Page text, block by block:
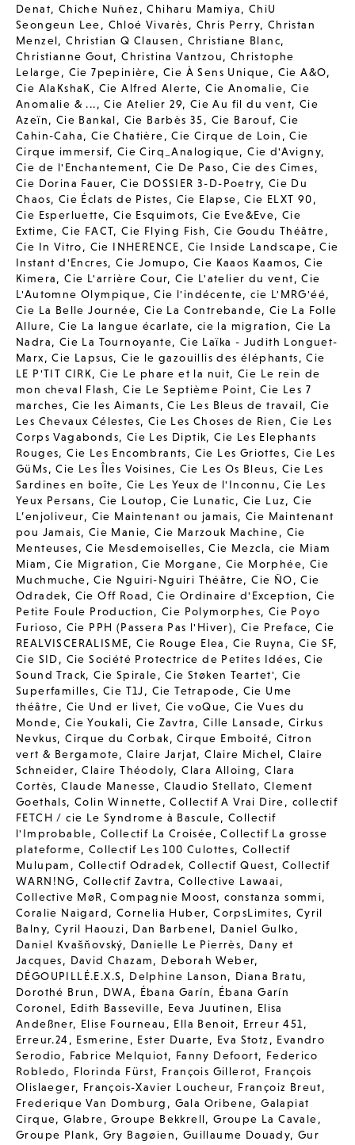
Denat, Chiche Nuñez ,Chiharu Mamiya, ChiU
Seongeun Lee, Chloé Vivarès, Chris Perry, Christan
Menzel,Christian Q Clausen , Christiane Blanc,
Christianne Gout,Christina Vantzou, Christophe
Lelarge, Cie 7pepinière,Cie À Sens Unique, Cie A&O,
Cie AlaKshaK, Cie Alfred Alerte,Cie Anomalie, Cie
Anomalie & ...,Cie Atelier 29, Cie Au fil du vent, Cie
Azeïn, Cie Bankal, Cie Barbès 35, Cie Barouf,Cie
Cahin-Caha, Cie Chatière,Cie Cirque de Loin ,Cie
Cirque immersif, Cie Cirq_Analogique,Cie d'Avigny,
Cie de l'Enchantement,Cie De Paso,Cie des Cimes,
Cie Dorina Fauer,Cie DOSSIER 3-D-Poetry, Cie Du
Chaos, Cie Éclats de Pistes, Cie Elapse,Cie ELXT 90,
Cie Esperluette, Cie Esquimots, Cie Eve&Eve,Cie
Extime,Cie FACT,Cie Flying Fish,Cie Goudu Théâtre,
Cie In Vitro, Cie INHERENCE, Cie Inside Landscape,Cie
Instant d'Encres,Cie Jomupo,Cie Kaaos Kaamos,Cie
Kimera,Cie L'arrière Cour,Cie L'atelier du vent,Cie
L'Automne Olympique,Cie l'indécente,cie L'MRG'éé,
Cie La Belle Journée, Cie La Contrebande, Cie La Folle
Allure,Cie La langue écarlate, cie la migration,Cie La
Nadra, Cie La Tournoyante, Cie Laïka - Judith Longuet-
Marx,Cie Lapsus,Cie le gazouillis des éléphants,Cie
LE P'TIT CIRK,Cie Le phare et la nuit,Cie Le rein de
mon cheval Flash,Cie Le Septième Point,Cie Les 7
marches, Cie les Aimants,Cie Les Bleus de travail, Cie
Les Chevaux Célestes, Cie Les Choses de Rien ,Cie Les
Corps Vagabonds, Cie Les Diptik,Cie Les Elephants
Rouges,Cie Les Encombrants, Cie Les Griottes, Cie Les
GüMs,Cie Les Îles Voisines, Cie Les Os Bleus, Cie Les
Sardines en boîte, Cie Les Yeux de l'Inconnu ,Cie Les
Yeux Persans, Cie Loutop ,Cie Lunatic, Cie Luz,Cie
L’enjoliveur, Cie Maintenant ou jamais,Cie Maintenant
pou Jamais, Cie Manie,Cie Marzouk Machine, Cie
Menteuses,Cie Mesdemoiselles,Cie Mezcla,cie Miam
Miam ,Cie Migration ,Cie Morgane, Cie Morphée, Cie
Muchmuche,Cie Nguiri-Nguiri Théâtre,Cie ÑO,Cie
Odradek, Cie Off Road,Cie Ordinaire d'Exception,Cie
Petite Foule Production,Cie Polymorphes, Cie Poyo
Furioso, Cie PPH (Passera Pas l'Hiver),Cie Preface,Cie
REALVISCERALISME,Cie Rouge Elea , Cie Ruyna,Cie SF,
Cie SID, Cie Société Protectrice de Petites Idées,Cie
Sound Track,Cie Spirale,Cie Støken Teartet', Cie
Superfamilles,Cie T1J , Cie Tetrapode, Cie Ume
théâtre, Cie Und er livet, Cie voQue,Cie Vues du
Monde, Cie Youkali,Cie Zavtra, Cille Lansade, Cirkus
Nevkus,Cirque du Corbak,Cirque Emboité, Citron
vert & Bergamote,Claire Jarjat,Claire Michel,Claire
Schneider,Claire Théodoly,Clara Alloing,Clara
Cortès,Claude Manesse, Claudio Stellato, Clement
Goethals,Colin Winnette,Collectif A Vrai Dire, collectif
FETCH / cie Le Syndrome à Bascule,Collectif
l'Improbable, Collectif La Croisée,Collectif La grosse
plateforme, Collectif Les 100 Culottes,Collectif
Mulupam , Collectif Odradek,Collectif Quest,Collectif
WARN!NG, Collectif Zavtra, Collective Lawaai,
Collective MøR,Compagnie Moost,constanza sommi,
Coralie Naigard, Cornelia Huber,CorpsLimites, Cyril
Balny, Cyril Haouzi, Dan Barbenel, Daniel Gulko,
Daniel Kvašňovský, Danielle Le Pierrès, Dany et
Jacques, David Chazam, Deborah Weber,
DÉGOUPILLÉ.E.X.S, Delphine Lanson, Diana Bratu,
Dorothé Brun , DWA, Ébana Garín, Ébana Garín
Coronel, Edith Basseville, Eeva Juutinen, Elisa
Andeßner, Elise Fourneau , Ella Benoit, Erreur 451,
Erreur.24, Esmerine, Ester Duarte, Eva Stotz , Evandro
Serodio, Fabrice Melquiot, Fanny Defoort, Federico
Robledo, Florinda Fürst, François Gillerot, François
Olislaeger, François-Xavier Loucheur, Françoiz Breut,
Frederique Van Domburg , Gala Oribene,Galapiat
Cirque,Glabre,Groupe Bekkrell,Groupe La Cavale,
Groupe Plank, Gry Bagøien, Guillaume Douady,Gur